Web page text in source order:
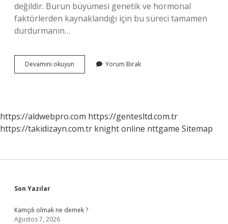
değildir. Burun büyümesi genetik ve hormonal
faktörlerden kaynaklandığı için bu süreci tamamen
durdurmanın…
Devamını okuyun
Neden
Yorum Bırak
https://aldwebpro.com https://gentesltd.com.tr
https://takidizayn.com.tr knight online nttgame Sitemap
Sidebar
Son Yazılar
Kamçılı olmak ne demek ?
Ağustos 7, 2026